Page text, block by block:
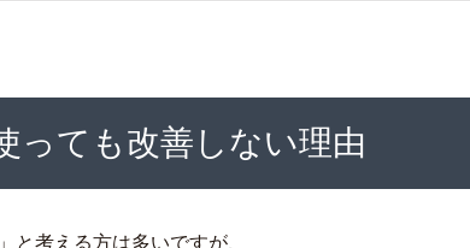
っても改善しない理由
と考える方は多いですが、